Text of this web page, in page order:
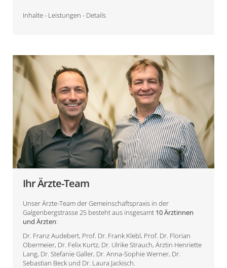
Inhalte - Leistungen - Details
Ihr Ärzte-Team
Unser Ärzte-Team der Gemeinschaftspraxis in der
Galgenbergstrasse 25 besteht aus insgesamt 10 Ärztinnen
und Ärzten:
Dr. Franz Audebert, Prof. Dr. Frank Klebl, Prof. Dr. Florian
Obermeier, Dr. Felix Kurtz, Dr. Ulrike Strauch, Ärztin Henriette
Lang, Dr. Stefanie Galler, Dr. Anna-Sophie Werner, Dr.
Sebastian Beck und Dr. Laura Jackisch